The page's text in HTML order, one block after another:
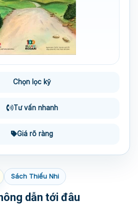
Chọn lọc kỹ
Tư vấn nhanh
Giá rõ ràng
Sách Thiếu Nhi
dẫn tới đâu